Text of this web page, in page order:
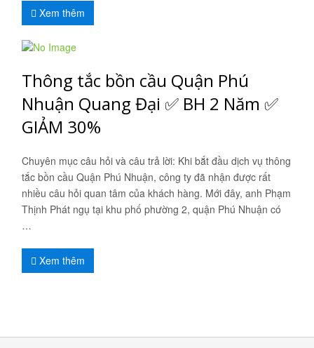
Xem thêm
Thông tắc bồn cầu Quận Phú
Nhuận Quang Đại ✅ BH 2 Năm ✅
GIẢM 30%
Chuyên mục câu hỏi và câu trả lời: Khi bắt đầu dịch vụ thông
tắc bồn cầu Quận Phú Nhuận, công ty đã nhận được rất
nhiều câu hỏi quan tâm của khách hàng. Mới đây, anh Phạm
Thịnh Phát ngụ tại khu phố phường 2, quận Phú Nhuận có
…
Xem thêm